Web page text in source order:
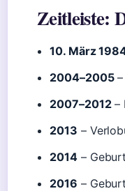
Zeitleiste:
10. März
2004–2005–
2007–2012–
2013 –
2014 –
2016 –